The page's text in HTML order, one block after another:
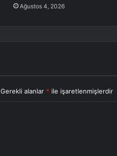
Ağustos 4, 2026
Gerekli alanlar * ile işaretlenmişlerdir